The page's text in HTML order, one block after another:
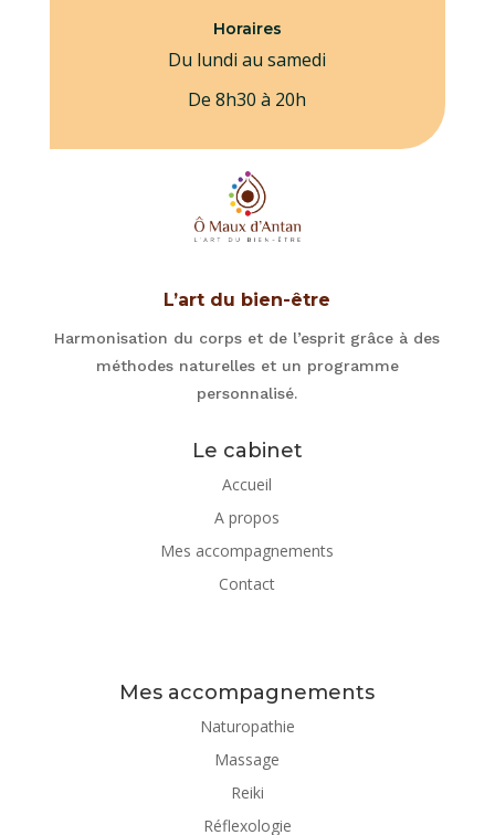
Horaires
Du lundi au samedi
De 8h30 à 20h
L’art du bien-être
Harmonisation du corps et de l’esprit grâce à des
méthodes naturelles et un programme
personnalisé.
Le cabinet
Accueil
A propos
Mes accompagnements
Contact
Mes accompagnements
Naturopathie
Massage
Reiki
Réflexologie